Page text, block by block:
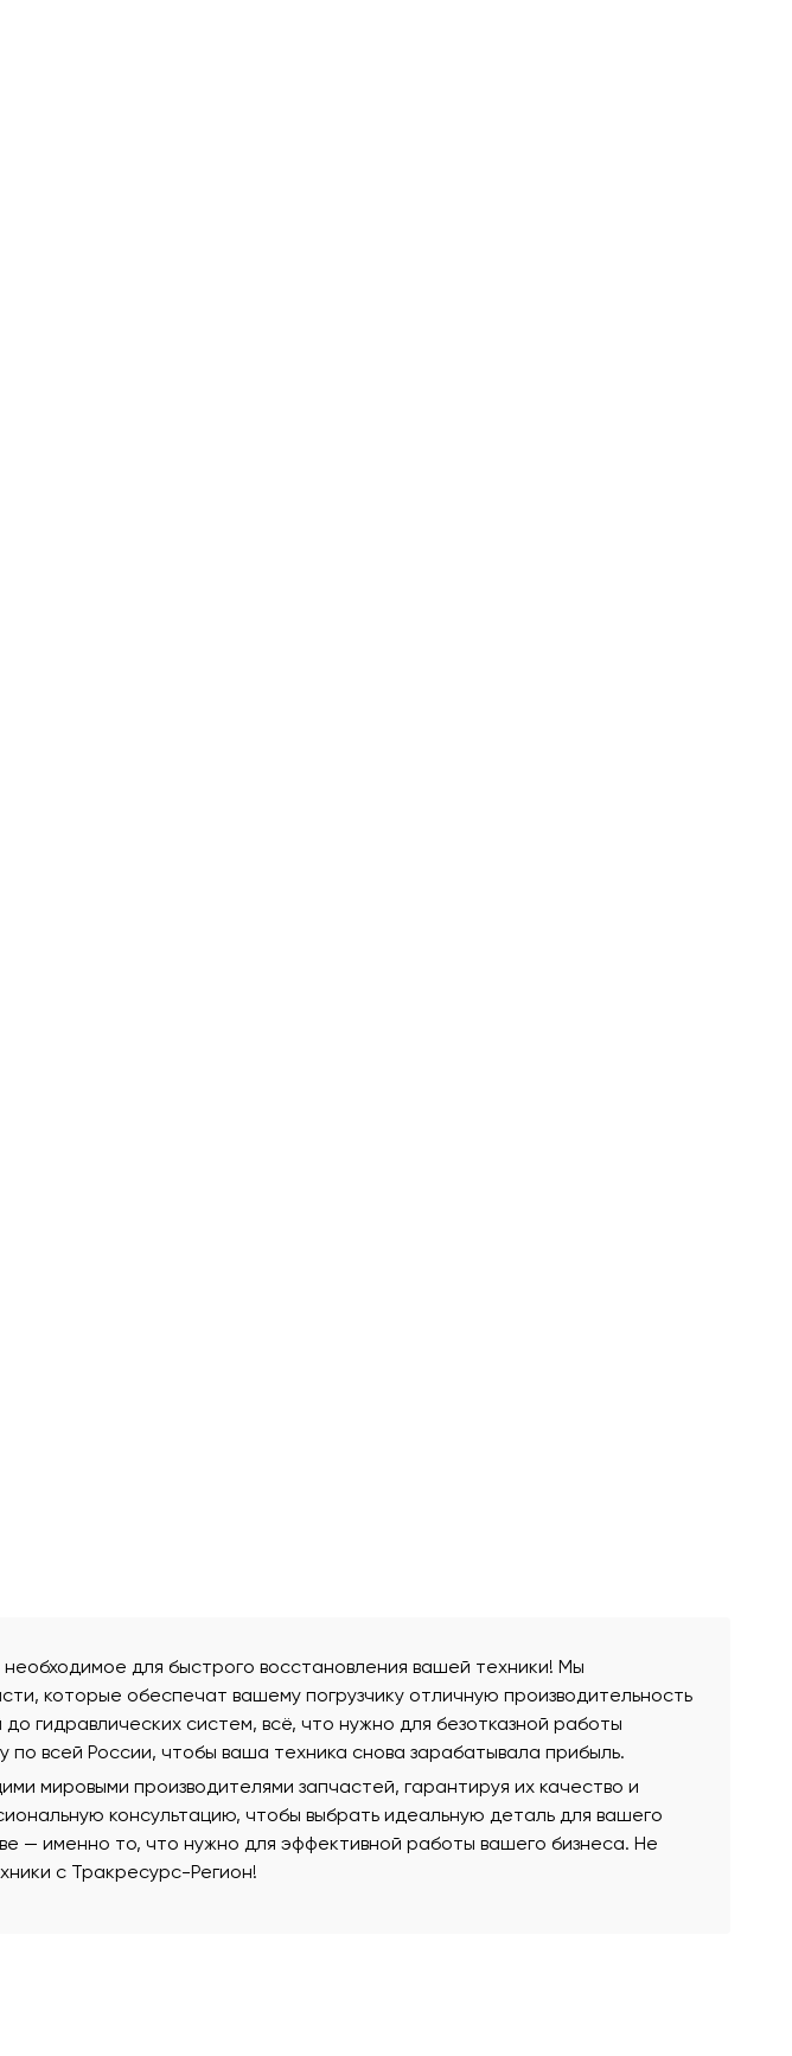
для быстрого восстановления вашей техники! Мы
которые обеспечат вашему погрузчику отличную производительность
гидравлических систем, всё, что нужно для безотказной работы
всей России, чтобы ваша техника снова зарабатывала прибыль.
мировыми производителями запчастей, гарантируя их качество и
консультацию, чтобы выбрать идеальную деталь для вашего
— именно то, что нужно для эффективной работы вашего бизнеса. Не
с Тракресурс-Регион!